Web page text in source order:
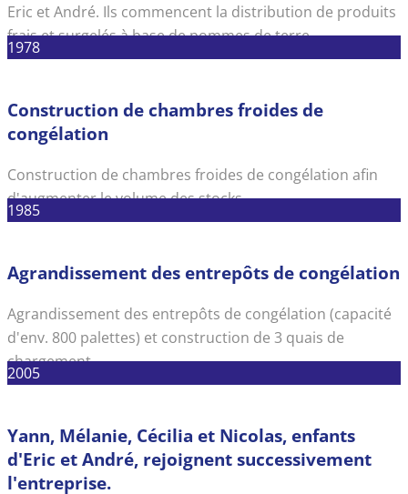
Eric et André. Ils commencent la distribution de produits
frais et surgelés à base de pommes de terre.
1978
Construction de chambres froides de
congélation
Construction de chambres froides de congélation afin
d'augmenter le volume des stocks.
1985
Agrandissement des entrepôts de congélation
Agrandissement des entrepôts de congélation (capacité
d'env. 800 palettes) et construction de 3 quais de
chargement.
2005
Yann, Mélanie, Cécilia et Nicolas, enfants
d'Eric et André, rejoignent successivement
l'entreprise.